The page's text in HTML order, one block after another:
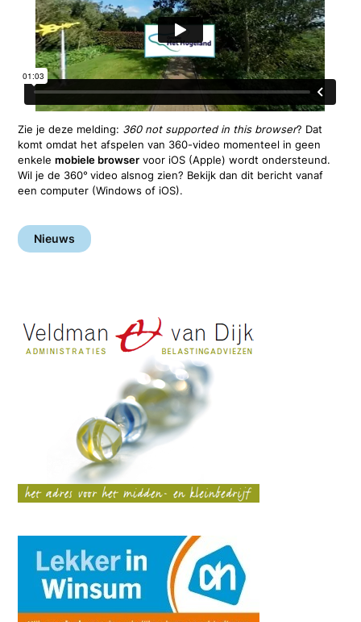
Zie je deze melding: 360 not supported in this browser? Dat
komt omdat het afspelen van 360-video momenteel in geen
enkelemobiele browser voor iOS (Apple) wordt ondersteund.
Wil je de 360° video alsnog zien? Bekijk dan dit bericht vanaf
een computer (Windows of iOS).
Nieuws